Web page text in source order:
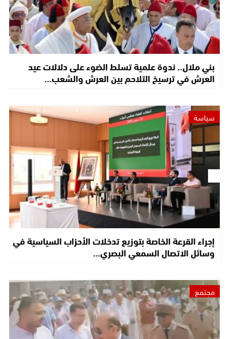
بني ملال.. ندوة علمية تسلط الضوء على دلالات عيد
العرش في ترسيخ التلاحم بين العرش والشعب…
سياسة
إجراء القرعة الخاصة بتوزيع تدخلات الأحزاب السياسية في
وسائل الاتصال السمعي البصري…
مجتمع